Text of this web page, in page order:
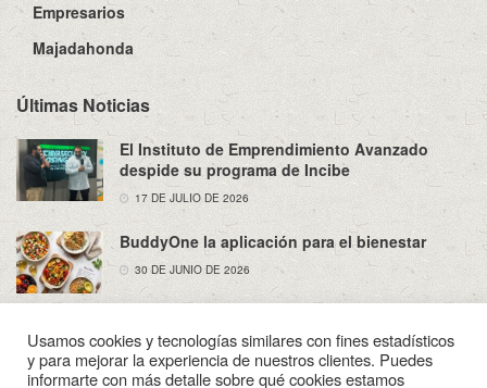
Empresarios
Majadahonda
Últimas Noticias
El Instituto de Emprendimiento Avanzado
despide su programa de Incibe
17 DE JULIO DE 2026
BuddyOne la aplicación para el bienestar
30 DE JUNIO DE 2026
Usamos cookies y tecnologías similares con fines estadísticos
y para mejorar la experiencia de nuestros clientes. Puedes
informarte con más detalle sobre qué cookies estamos